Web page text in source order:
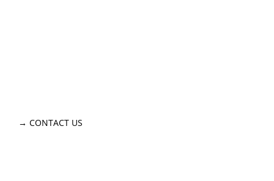
→ CONTACT US